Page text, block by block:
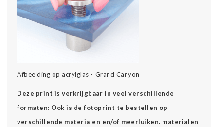
Afbeelding op acrylglas - Grand Canyon
Deze print is verkrijgbaar in veel verschillende
formaten: Ook is de fotoprint te bestellen op
verschillende materialen en/of meerluiken. materialen